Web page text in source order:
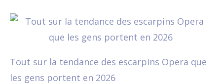
Tout sur la tendance des escarpins Opera que
les gens portent en 2026